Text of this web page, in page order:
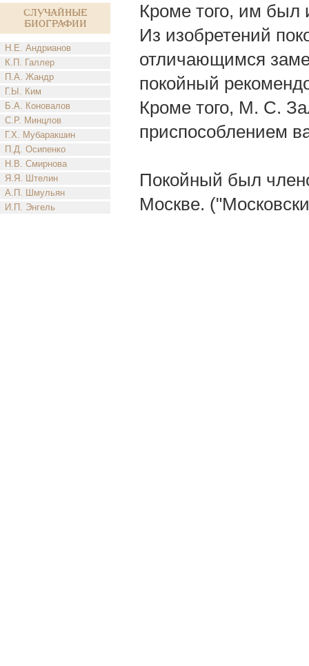
Случайные
биографии
Н.Е. Андрианов
К.П. Галлер
П.А. Жандр
Г.Ы. Ким
Б.А. Коновалов
С.Р. Минцлов
Г.Х. Мубаракшин
П.Д. Осипенко
Н.В. Смирнова
Я.Я. Штелин
А.П. Шмульян
И.П. Энгель
Кроме того, им
Из изобретений
отличающимся
покойный
Кроме того, М. С.
приспособлением
Покойный был
Москве.